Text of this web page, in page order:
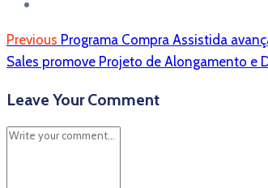
Previous Programa Compra Assistida
Sales promove Projeto de Alongamento e
Leave Your Comment